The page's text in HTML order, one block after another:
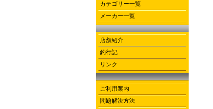
カテゴリー一覧
メーカー一覧
店舗紹介
釣行記
リンク
ご利用案内
問題解決方法